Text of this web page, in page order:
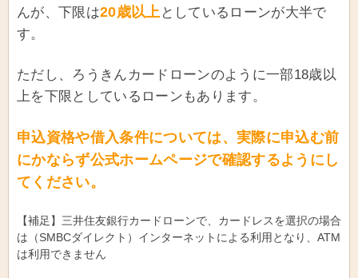
んが、下限は20歳以上 としているローンが大半で
す。
ただし、ろうきんカードローンのように一部18歳以
上を下限としているローンもあります。
申込資格や借入条件については、実際に申込む前
にかならず公式ホームページで確認するようにし
てください。
【補足】三井住友銀行カードローンで、カードレスを選択の場合
は（SMBCダイレクト）インターネットによる利用となり、ATM
は利用できません